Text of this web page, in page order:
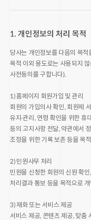
1. 개인정보의 처리 목적
당사는 개인정보를 다음의 목적
목적 이외 용도로는 사용되지
사전동의를 구합니다).
1) 홈페이지 회원가입 및 관리
회원의 가입의사 확인, 회원제
유지·관리, 연령 확인을 위한 휴
등의 고지사항 전달, 약관에서
조정을 위한 기록 보존 등을 목
2) 민원사무 처리
민원을 신청한 회원의 신원 확
처리결과 통보 등을 목적으로
3) 재화 또는 서비스 제공
서비스 제공, 콘텐츠 제공, 맞춤